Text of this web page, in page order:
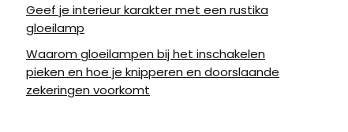
Geef je interieur karakter met een rustika
gloeilamp
Waarom gloeilampen bij het inschakelen
pieken en hoe je knipperen en doorslaande
zekeringen voorkomt